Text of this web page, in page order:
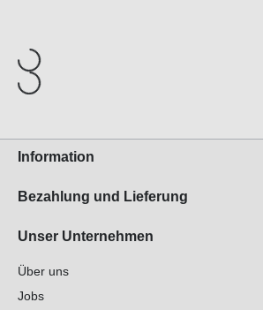
Information
Bezahlung und Lieferung
Unser Unternehmen
Über uns
Jobs